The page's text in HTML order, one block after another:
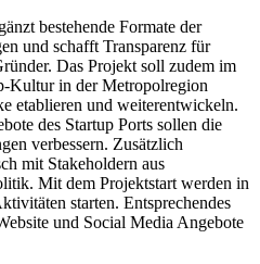
bestehende Formate der
und schafft Transparenz für
Das Projekt soll zudem im
Kultur in der Metropolregion
etablieren und weiterentwickeln.
des Startup Ports sollen die
verbessern. Zusätzlich
mit Stakeholdern aus
Mit dem Projektstart werden in
starten. Entsprechendes
und Social Media Angebote